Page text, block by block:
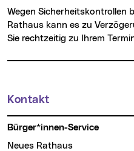
Wegen Sicherheitskontrollen beim Eingang zum Neuen
Rathaus kann es zu
Sie rechtzeitig zu Ihrem
Weitere
Kontakt
Bürger*innen-Service
Neues Rathaus